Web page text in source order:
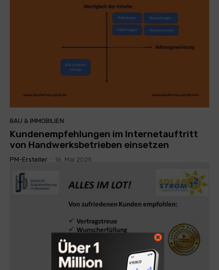
BAU & IMMOBILIEN
Kundenempfehlungen im Internetauftritt
von Handwerksbetrieben einsetzen
PM-Ersteller 16. Mai 2025